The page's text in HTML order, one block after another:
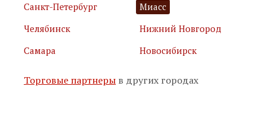
Я соглашаюсь сполитикой обработки персональных
Подписаться
Санкт-Петербург
Миасс
Челябинск
Нижний Новгород
Самара
Новосибирск
Торговые партнеры в других городах